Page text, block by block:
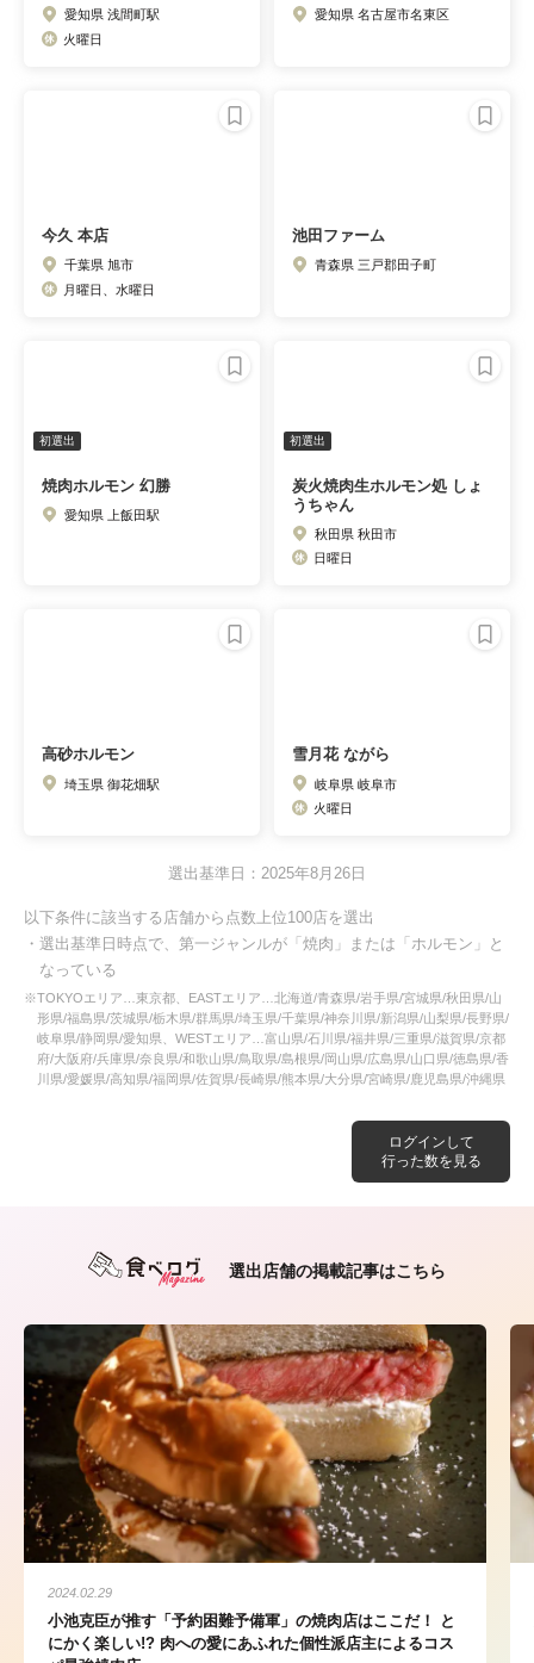
ログインして
行った数を見る
愛知県 浅間町駅
火曜日
愛知県 名古屋市名東区
今久 本店
千葉県 旭市
月曜日、水曜日
池田ファーム
青森県 三戸郡田子町
初選出
焼肉ホルモン 幻勝
愛知県 上飯田駅
初選出
炭火焼肉生ホルモン処 しょ
うちゃん
秋田県 秋田市
日曜日
高砂ホルモン
埼玉県 御花畑駅
雪月花 ながら
岐阜県 岐阜市
火曜日
選出基準日：2025年8月26日
以下条件に該当する店舗から点数上位100店を選出
・選出基準日時点で、第一ジャンルが「焼肉」または「ホルモン」と
なっている
※TOKYOエリア…東京都、EASTエリア…北海道/青森県/岩手県/宮城県/秋田県/山
形県/福島県/茨城県/栃木県/群馬県/埼玉県/千葉県/神奈川県/新潟県/山梨県/長野県/
岐阜県/静岡県/愛知県、WESTエリア…富山県/石川県/福井県/三重県/滋賀県/京都
府/大阪府/兵庫県/奈良県/和歌山県/鳥取県/島根県/岡山県/広島県/山口県/徳島県/香
川県/愛媛県/高知県/福岡県/佐賀県/長崎県/熊本県/大分県/宮崎県/鹿児島県/沖縄県
選出店舗の掲載記事はこちら
2024.02.29
小池克臣が推す「予約困難予備軍」の焼肉店はここだ！ と
にかく楽しい!? 肉への愛にあふれた個性派店主によるコス